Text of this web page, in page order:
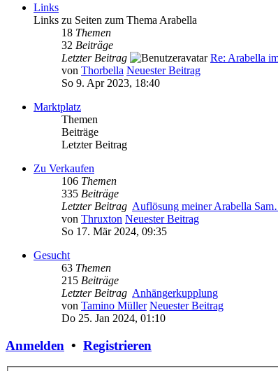
Links
Links zu Seiten zum Thema Arabella
18 Themen
32 Beiträge
Letzter Beitrag
Re: Arabella
von Thorbella Neuester Beitrag
So 9. Apr 2023, 18:40
Marktplatz
Themen
Beiträge
Letzter Beitrag
Zu Verkaufen
106 Themen
335 Beiträge
Letzter Beitrag Auflösung meiner Arabella
von Thruxton Neuester Beitrag
So 17. Mär 2024, 09:35
Gesucht
63 Themen
215 Beiträge
Letzter Beitrag Anhängerkupplung
von Tamino Müller Neuester Beitrag
Do 25. Jan 2024, 01:10
Anmelden • Registrieren